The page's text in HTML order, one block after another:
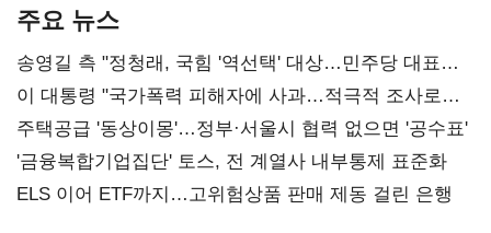
주요 뉴스
송영길 측 "정청래, 국힘 '역선택' 대상…민주당 대표로
총선 지휘 못해"
이 대통령 "국가폭력 피해자에 사과…적극적 조사로
진실 밝혀야"
주택공급 '동상이몽'…정부·서울시 협력 없으면 '공수표'
'금융복합기업집단' 토스, 전 계열사 내부통제 표준화
ELS 이어 ETF까지…고위험상품 판매 제동 걸린 은행